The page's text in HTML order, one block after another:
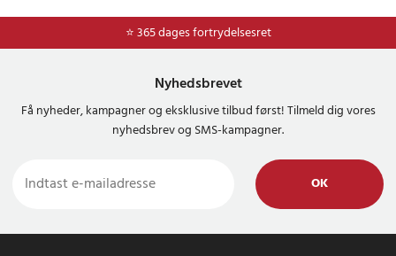
⭐ 365 dages fortrydelsesret
Nyhedsbrevet
Få nyheder, kampagner og eksklusive tilbud først! Tilmeld dig vores
nyhedsbrev og SMS-kampagner.
OK